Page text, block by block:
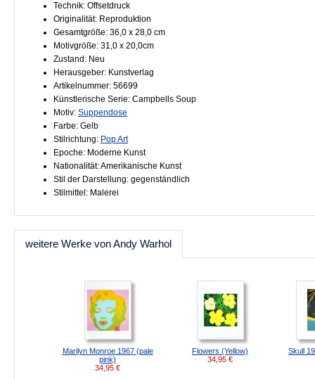
Technik: Offsetdruck
Originalität: Reproduktion
Gesamtgröße: 36,0 x 28,0 cm
Motivgröße: 31,0 x 20,0cm
Zustand: Neu
Herausgeber: Kunstverlag
Artikelnummer: 56699
Künstlerische Serie: Campbells Soup
Motiv: Suppendose
Farbe: Gelb
Stilrichtung: Pop Art
Epoche: Moderne Kunst
Nationalität: Amerikanische Kunst
Stil der Darstellung: gegenständlich
Stilmittel: Malerei
weitere Werke von Andy Warhol
Marilyn Monroe 1967 (pale
pink)
34,95 €
Flowers (Yellow)
34,95 €
Skull